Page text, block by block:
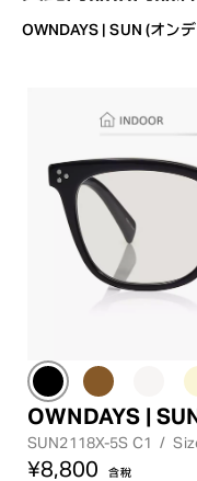
OWNDAYS | SUN (オン
OWNDAYS |
SUN2118X-5S C1 /
¥8,800 含稅